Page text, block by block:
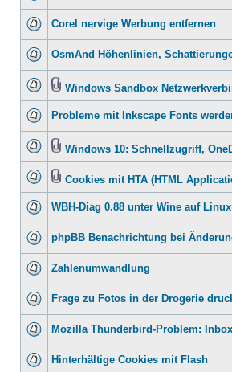
Corel nervige Werbung entfernen
OsmAnd Höhenlinien,
Windows Sandbox
Probleme mit Inkscape Fonts
Windows 10: Schnellzugriff,
Cookies mit HTA (HTML
WBH-Diag 0.88 unter Wine auf Linux
phpBB Benachrichtung bei
Zahlenumwandlung
Frage zu Fotos in der Drogerie
Mozilla Thunderbird-Problem:
Hinterhältige Cookies mit Flash